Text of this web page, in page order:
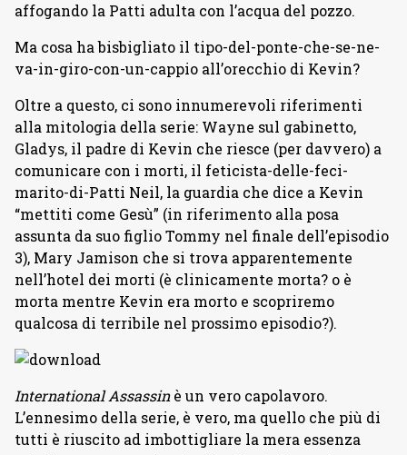
affogando la Patti adulta con l’acqua del pozzo.
Ma cosa ha bisbigliato il tipo-del-ponte-che-se-ne-
va-in-giro-con-un-cappio all’orecchio di Kevin?
Oltre a questo, ci sono innumerevoli riferimenti
alla mitologia della serie: Wayne sul gabinetto,
Gladys, il padre di Kevin che riesce (per davvero) a
comunicare con i morti, il feticista-delle-feci-
marito-di-Patti Neil, la guardia che dice a Kevin
“mettiti come Gesù” (in riferimento alla posa
assunta da suo figlio Tommy nel finale dell’episodio
3), Mary Jamison che si trova apparentemente
nell’hotel dei morti (è clinicamente morta? o è
morta mentre Kevin era morto e scopriremo
qualcosa di terribile nel prossimo episodio?).
International Assassinè un vero capolavoro.
L’ennesimo della serie, è vero, ma quello che più di
tutti è riuscito ad imbottigliare la mera essenza